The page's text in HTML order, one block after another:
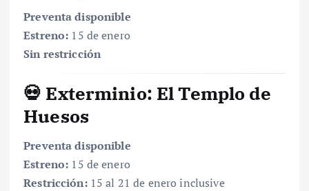
Preventa disponible
Estreno: 15 de enero
Sin restricción
💀 Exterminio: El Templo de
Huesos
Preventa disponible
Estreno: 15 de enero
Restricción:15 al 21 de enero inclusive